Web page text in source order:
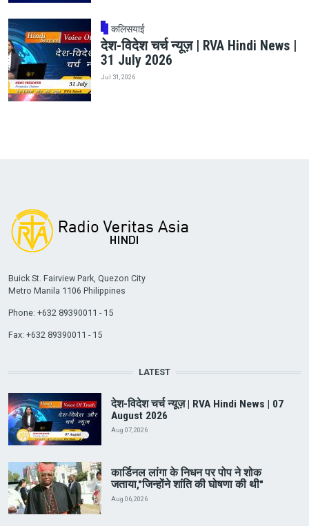
कलिसयाई
देश-विदेश चर्च न्यूज़ | RVA Hindi News |
31 July 2026
Jul 31, 2026
Buick St. Fairview Park, Quezon City
Metro Manila 1106 Philippines
Phone: +632 89390011 - 15
Fax: +632 89390011 - 15
LATEST
देश-विदेश चर्च न्यूज़ | RVA Hindi News | 07
August 2026
Aug 07, 2026
कार्डिनल लांगा के निधन पर पोप ने शोक
जताया,"जिन्होंने शांति की घोषणा की थी"
Aug 06, 2026